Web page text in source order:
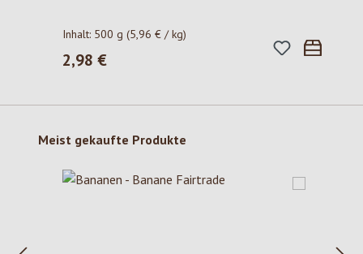
Inhalt: 500 g(5,96 € / kg)
Regulärer Preis:
2,98 €
Produktgalerie überspringen
Meist gekaufte Produkte